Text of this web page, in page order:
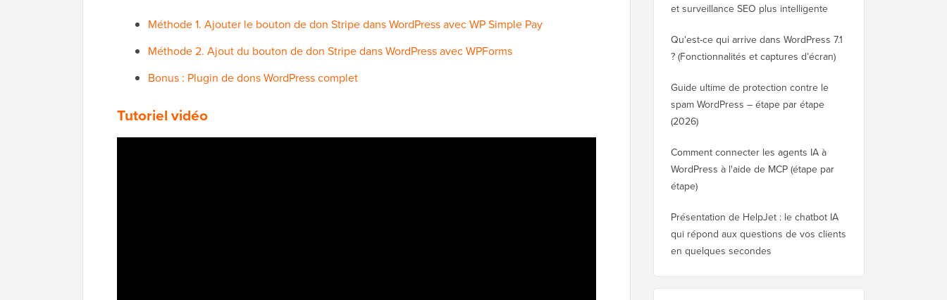
Méthode 1. Ajouter le bouton de don Stripe dans WordPress avec WP Simple Pay
Méthode 2. Ajout du bouton de don Stripe dans WordPress avec WPForms
Bonus : Plugin de dons WordPress complet
Tutoriel vidéo
et surveillance SEO plus intelligente
Qu'est-ce qui arrive dans WordPress 7.1
? (Fonctionnalités et captures d’écran)
Guide ultime de protection contre le
spam WordPress – étape par étape
(2026)
Comment connecter les agents IA à
WordPress à l'aide de MCP (étape par
étape)
Présentation de HelpJet : le chatbot IA
qui répond aux questions de vos clients
en quelques secondes